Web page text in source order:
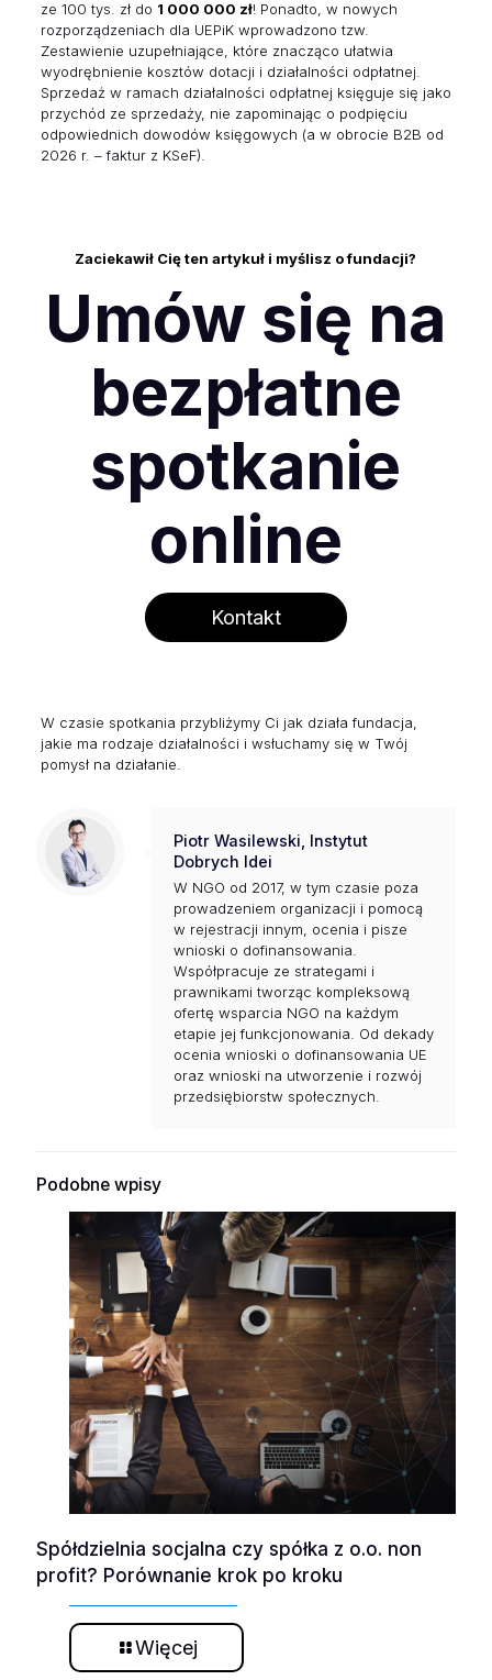
ze 100 tys. zł do 1 000 000 zł! Ponadto, w nowych
rozporządzeniach dla UEPiK wprowadzono tzw.
Zestawienie uzupełniające, które znacząco ułatwia
wyodrębnienie kosztów dotacji i działalności odpłatnej.
Sprzedaż w ramach działalności odpłatnej księguje się jako
przychód ze sprzedaży, nie zapominając o podpięciu
odpowiednich dowodów księgowych (a w obrocie B2B od
2026 r. – faktur z KSeF).
Zaciekawił Cię ten artykuł i myślisz o fundacji?
Umów się na
bezpłatne
spotkanie
online
Kontakt
W czasie spotkania przybliżymy Ci jak działa fundacja,
jakie ma rodzaje działalności i wsłuchamy się w Twój
pomysł na działanie.
Piotr Wasilewski, Instytut
Dobrych Idei
W NGO od 2017, w tym czasie poza
prowadzeniem organizacji i pomocą
w rejestracji innym, ocenia i pisze
wnioski o dofinansowania.
Współpracuje ze strategami i
prawnikami tworząc kompleksową
ofertę wsparcia NGO na każdym
etapie jej funkcjonowania. Od dekady
ocenia wnioski o dofinansowania UE
oraz wnioski na utworzenie i rozwój
przedsiębiorstw społecznych.
Podobne wpisy
Spółdzielnia socjalna czy spółka z o.o. non
profit? Porównanie krok po kroku
Więcej